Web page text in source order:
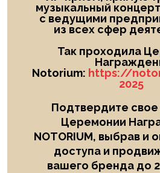
музыкальный
с ведущими
из всех сфер
Так проходила
Notorium: https://
2025
Подтвердите свое
Церемонии
NOTORIUM, выбрав и
доступа и
вашего бренда до